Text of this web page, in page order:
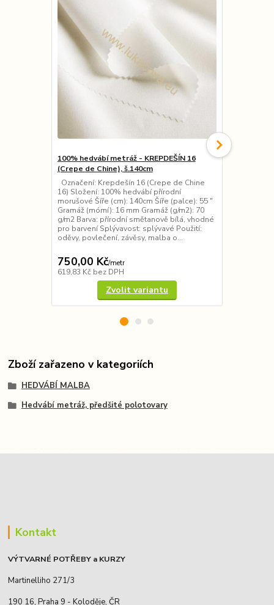
100% hedvábí metráž - KREPDEŠÍN 16
(Crepe de Chine), š.140cm
Označení: Krepdešín 16 (Crepe de Chine
16) Složení: 100% hedvábí přírodní
morušové Šíře (cm): 140cm Šíře (palce): 55 ″
Gramáž (mómí): 16 mm Gramáž (g/m2): 70
g/m2 Barva: přírodní smětanově bílá, vhodné
pro barvení Splývavost: splývavé Použití:
oděvy, povlečení, závěsy, malba o...
750,00 Kč/metr
619,83 Kč bez DPH
Zvolit variantu
Zboží zařazeno v kategoriích
HEDVÁBÍ MALBA
Hedvábí metráž, předšité polotovary
Kontakt
VÝTVARNÉ POTŘEBY a KURZY
Martinelliho 271/3
190 16, Praha 9 - Koloděje, ČR